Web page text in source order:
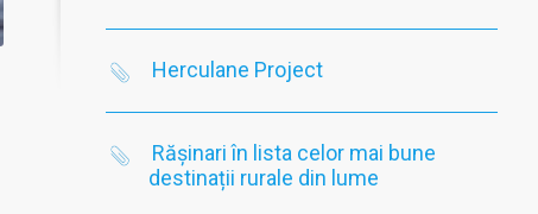
Herculane Project
Rășinari în lista celor mai bune
destinații rurale din lume